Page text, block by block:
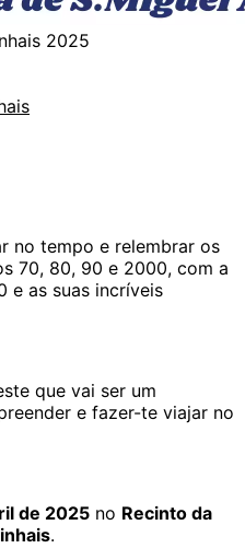
2025
no tempo e relembrar os
70, 80, 90 e 2000, com a
e as suas incríveis
que vai ser um
e fazer-te viajar no
de 2025 no Recinto da
.